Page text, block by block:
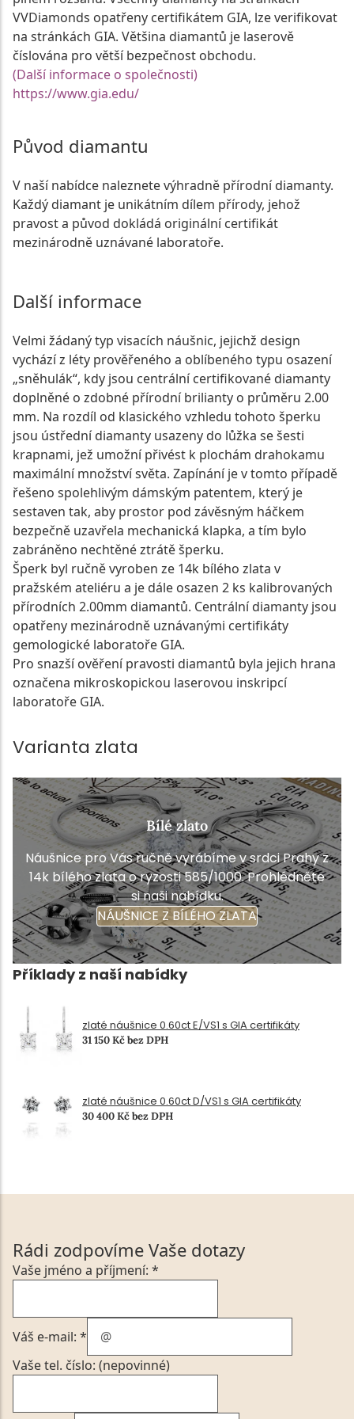
VVDiamonds opatřeny certifikátem GIA, lze verifikovat
na stránkách GIA. Většina diamantů je laserově
číslována pro větší bezpečnost obchodu.
(Další informace o společnosti)
https://www.gia.edu/
Původ diamantu
V naší nabídce naleznete výhradně přírodní diamanty.
Každý diamant je unikátním dílem přírody, jehož
pravost a původ dokládá originální certifikát
mezinárodně uznávané laboratoře.
Další informace
Velmi žádaný typ visacích náušnic, jejichž design
vychází z léty prověřeného a oblíbeného typu osazení
„sněhulák“, kdy jsou centrální certifikované diamanty
doplněné o zdobné přírodní brilianty o průměru 2.00
mm. Na rozdíl od klasického vzhledu tohoto šperku
jsou ústřední diamanty usazeny do lůžka se šesti
krapnami, jež umožní přivést k plochám drahokamu
maximální množství světa. Zapínání je v tomto případě
řešeno spolehlivým dámským patentem, který je
sestaven tak, aby prostor pod závěsným háčkem
bezpečně uzavřela mechanická klapka, a tím bylo
zabráněno nechtěné ztrátě šperku.
Šperk byl ručně vyroben ze 14k bílého zlata v
pražském ateliéru a je dále osazen 2 ks kalibrovaných
přírodních 2.00mm diamantů. Centrální diamanty jsou
opatřeny mezinárodně uznávanými certifikáty
gemologické laboratoře GIA.
Pro snazší ověření pravosti diamantů byla jejich hrana
označena mikroskopickou laserovou inskripcí
laboratoře GIA.
Varianta zlata
Bílé zlato
Náušnice pro Vás ručně vyrábíme v srdci Prahy z
14k bílého zlata o ryzosti 585/1000. Prohlédněte
si naši nabídku.
NÁUŠNICE Z BÍLÉHO ZLATA
Příklady z naší nabídky
zlaté náušnice 0.60ct E/VS1 s GIA certifikáty
31 150 Kč bez DPH
zlaté náušnice 0.60ct D/VS1 s GIA certifikáty
30 400 Kč bez DPH
Rádi zodpovíme Vaše dotazy
Vaše jméno a příjmení: *
Váš e-mail: *
Vaše tel. číslo: (nepovinné)